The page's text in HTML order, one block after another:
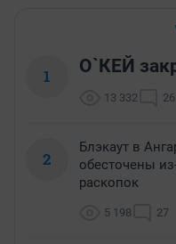
1 О`КЕЙ
13 332 26
2
Блэкаут в
обесточены
раскопок
5 198 27